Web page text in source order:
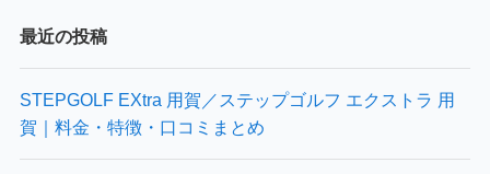
最近の投稿
STEPGOLF EXtra 用賀／ステップゴルフ エクストラ 用
賀｜料金・特徴・口コミまとめ